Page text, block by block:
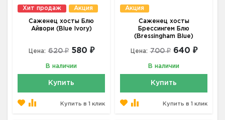
Хит продаж Акция
Саженец хосты Блю
Айвори (Blue Ivory)
Цена: 620 ₽ 580 ₽
В наличии
Купить
Купить в 1 клик
Акция
Саженец хосты
Брессингем Блю
(Bressingham Blue)
Цена: 700 ₽ 640 ₽
В наличии
Купить
Купить в 1 клик